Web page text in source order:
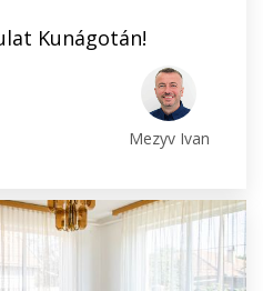
Kunágotán!
Mezyv Ivan